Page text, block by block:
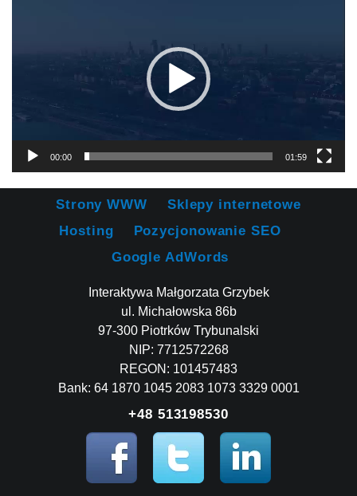
00:00 01:59
Strony WWW
Sklepy internetowe
Hosting
Pozycjonowanie SEO
Google AdWords
Interaktywa Małgorzata Grzybek
ul. Michałowska 86b
97-300 Piotrków Trybunalski
NIP: 7712572268
REGON: 101457483
Bank: 64 1870 1045 2083 1073 3329 0001
+48 513198530